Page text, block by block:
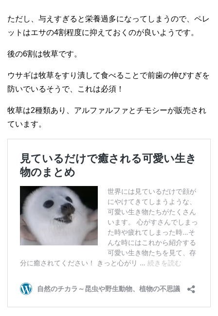
ただし、与えすぎると栄養過多になってしまうので、ペレ
ットはエサの4割程度に抑えておくのが良いようです。
後の6割は牧草です。
ウサギは牧草をすり潰して食べることで前歯の伸びすぎを
防いでいるそうで、これは必須！
牧草は2種類あり、アルファルファとチモシーが販売され
ています。